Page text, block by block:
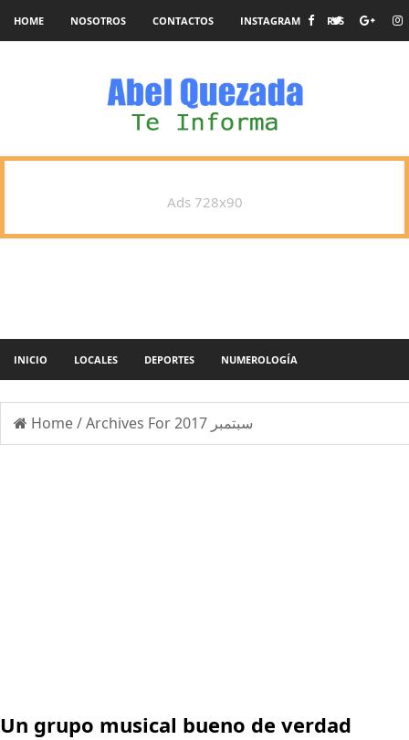
HOME NOSOTROS CONTACTOS INSTAGRAM RSS
Ads 728x90
INICIO LOCALES DEPORTES NUMEROLOGÍA
Home/ Archives For سبتمبر 2017
Un grupo musical bueno de verdad